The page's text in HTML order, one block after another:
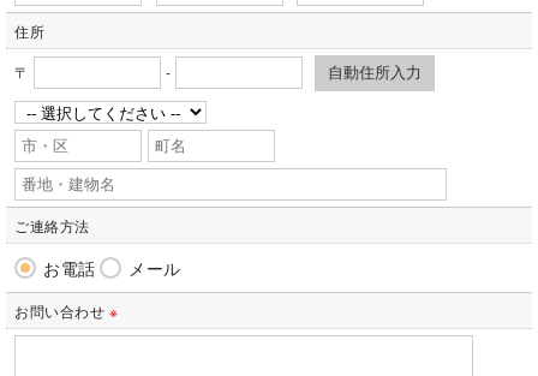
個人情報の開示･訂正･削除・利用停止の具体的手続きにつきましては、
お電話でお問合せ下さい。
住所
〒
-
ご連絡方法
お電話 メール
お問い合わせ ※